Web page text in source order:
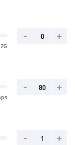
- +
- +
- +